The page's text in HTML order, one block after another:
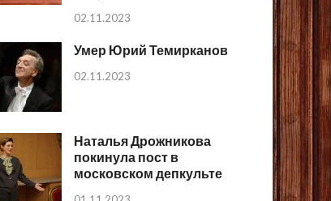
02.11.2023
Умер Юрий Темирканов
02.11.2023
Наталья Дрожникова
покинула пост в
московском депкульте